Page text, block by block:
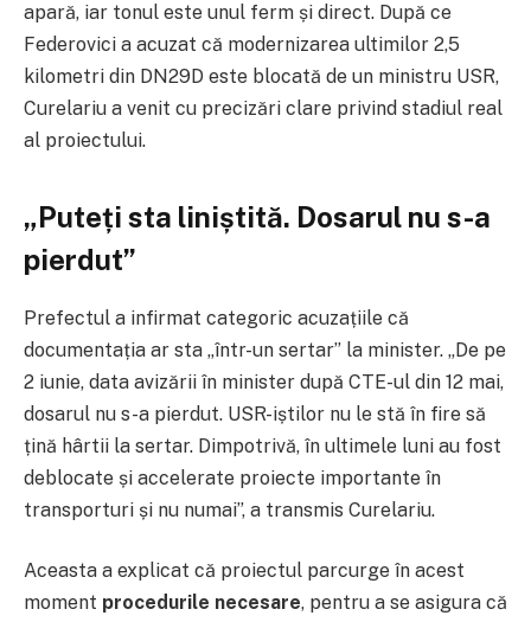
apară, iar tonul este unul ferm și direct. După ce
Federovici a acuzat că modernizarea ultimilor 2,5
kilometri din DN29D este blocată de un ministru USR,
Curelariu a venit cu precizări clare privind stadiul real
al proiectului.
„Puteți sta liniștită. Dosarul nu s-a
pierdut”
Prefectul a infirmat categoric acuzațiile că
documentația ar sta „într-un sertar” la minister. „De pe
2 iunie, data avizării în minister după CTE-ul din 12 mai,
dosarul nu s-a pierdut. USR-iștilor nu le stă în fire să
țină hârtii la sertar. Dimpotrivă, în ultimele luni au fost
deblocate și accelerate proiecte importante în
transporturi și nu numai”, a transmis Curelariu.
Aceasta a explicat că proiectul parcurge în acest
moment procedurile necesare, pentru a se asigura că